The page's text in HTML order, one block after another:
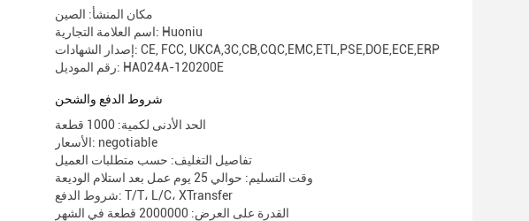
مكان المنشأ: الصين
اسم العلامة التجارية: Huoniu
إصدار الشهادات: CE, FCC, UKCA,3C,CB,CQC,EMC,ETL,PSE,DOE,ECE,ERP
رقم الموديل: HA024A-120200E
شروط الدفع والشحن
الحد الأدنى لكمية: 1000 قطعة
الأسعار: negotiable
تفاصيل التغليف: حسب متطلبات العميل
وقت التسليم: حوالي 25 يوم عمل بعد استلام الوديعة
شروط الدفع: T/T، L/C، XTransfer
القدرة على العرض: 2000000 قطعة في الشهر